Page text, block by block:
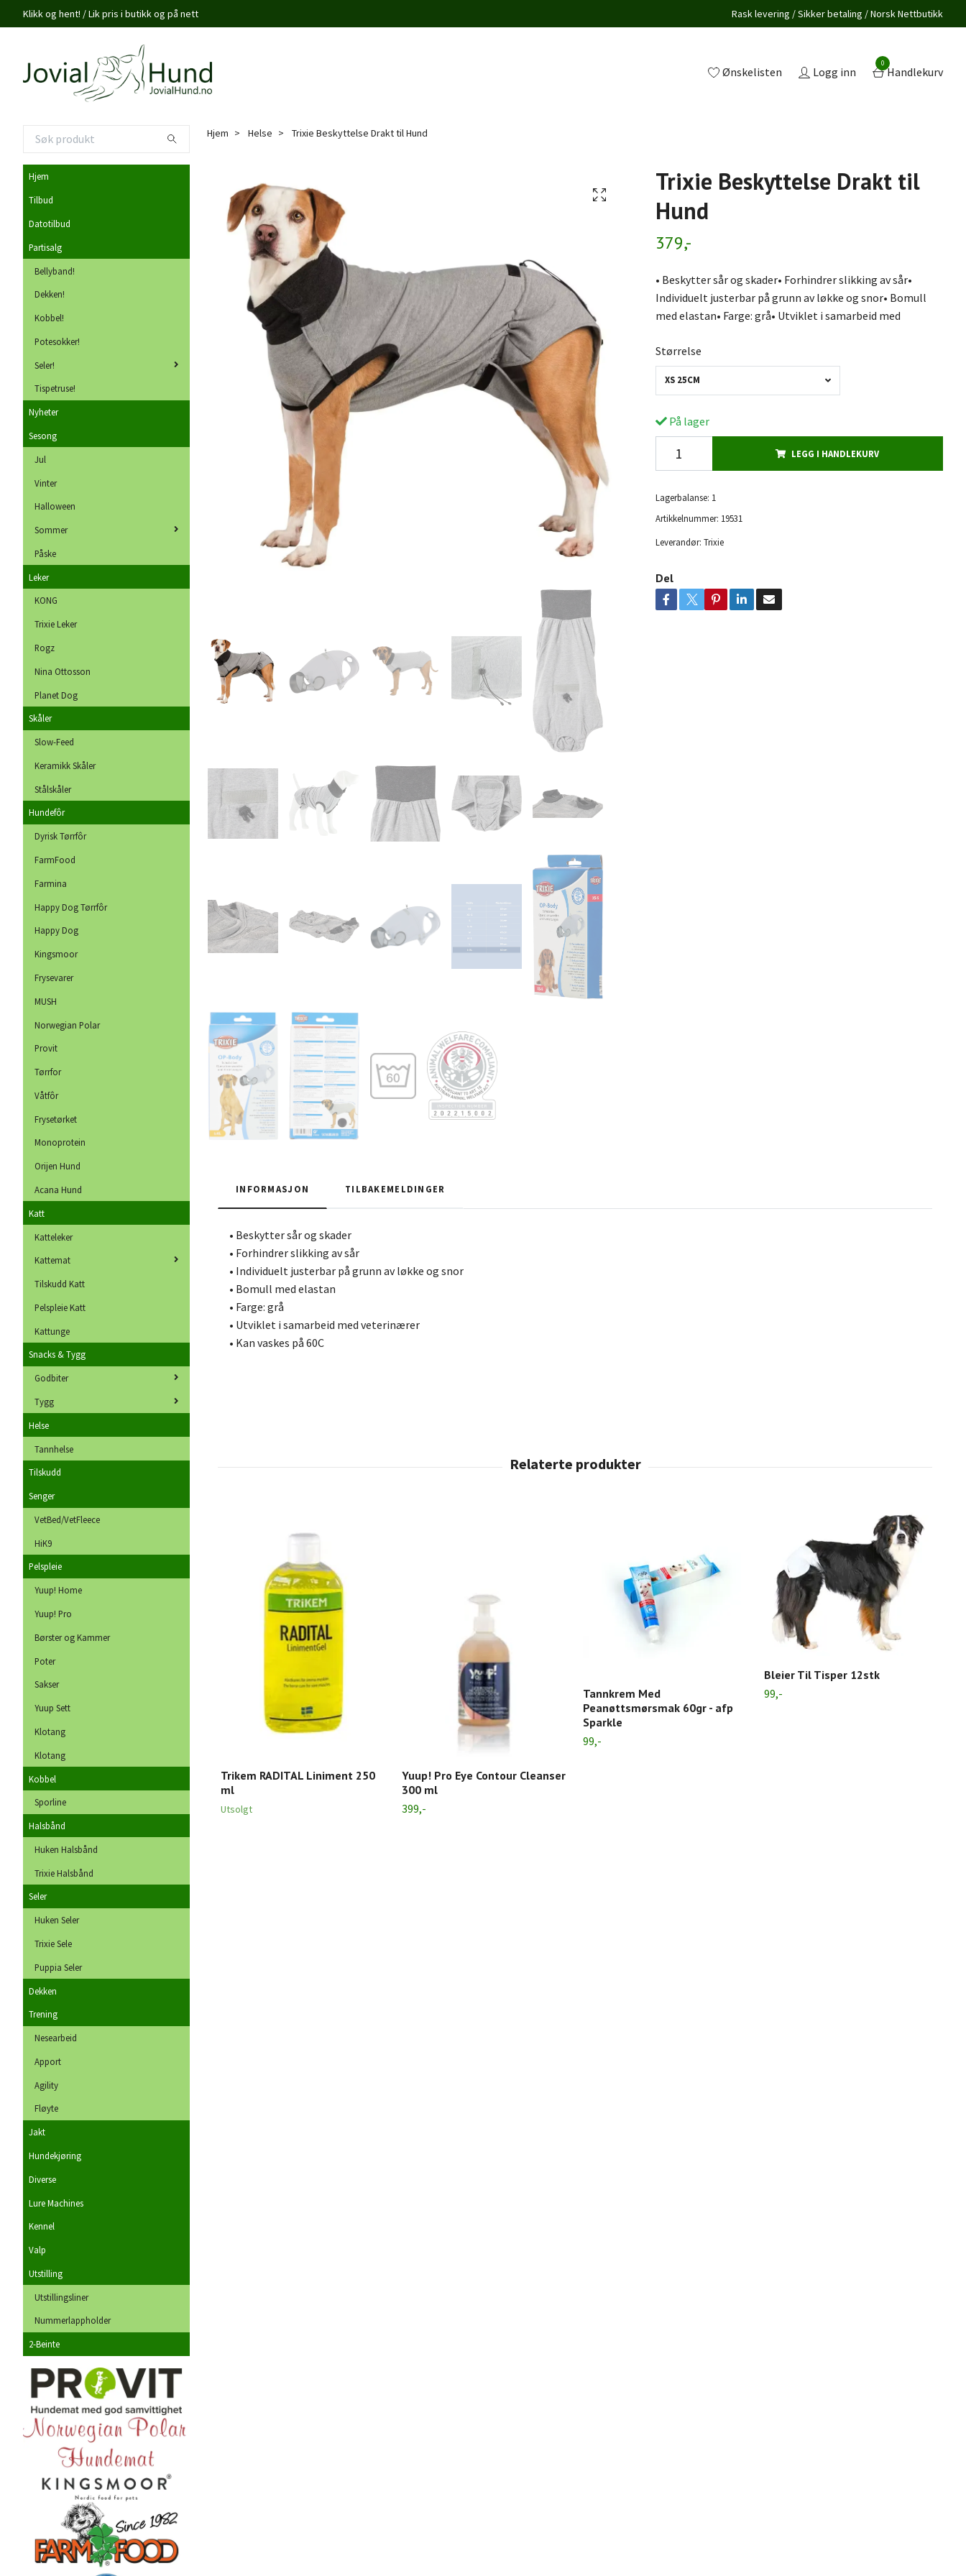
Klikk og hent! / Lik pris i butikk og på nett Rask levering / Sikker betaling / Norsk Nettbutikk
Ønskelisten Logg inn
0
Handlekurv
Hjem
Tilbud
Datotilbud
Partisalg
Bellyband!
Dekken!
Kobbel!
Potesokker!
Seler!
Tispetruse!
Nyheter
Sesong
Jul
Vinter
Halloween
Sommer
Påske
Leker
KONG
Trixie Leker
Rogz
Nina Ottosson
Planet Dog
Skåler
Slow-Feed
Keramikk Skåler
Stålskåler
Hundefôr
Dyrisk Tørrfôr
FarmFood
Farmina
Happy Dog Tørrfôr
Happy Dog
Kingsmoor
Frysevarer
MUSH
Norwegian Polar
Provit
Tørrfor
Våtfôr
Frysetørket
Monoprotein
Orijen Hund
Acana Hund
Katt
Katteleker
Kattemat
Tilskudd Katt
Pelspleie Katt
Kattunge
Snacks & Tygg
Godbiter
Tygg
Helse
Tannhelse
Tilskudd
Senger
VetBed/VetFleece
HiK9
Pelspleie
Yuup! Home
Yuup! Pro
Børster og Kammer
Poter
Sakser
Yuup Sett
Klotang
Klotang
Kobbel
Sporline
Halsbånd
Huken Halsbånd
Trixie Halsbånd
Seler
Huken Seler
Trixie Sele
Puppia Seler
Dekken
Trening
Nesearbeid
Apport
Agility
Fløyte
Jakt
Hundekjøring
Diverse
Lure Machines
Kennel
Valp
Utstilling
Utstillingsliner
Nummerlappholder
2-Beinte
Hjem Helse Trixie Beskyttelse Drakt til Hund
Trixie Beskyttelse Drakt til
Hund
379,-
• Beskytter sår og skader• Forhindrer slikking av sår•
Individuelt justerbar på grunn av løkke og snor• Bomull
med elastan• Farge: grå• Utviklet i samarbeid med
Størrelse
XS 25CM
På lager
LEGG I HANDLEKURV
Lagerbalanse: 1
Artikkelnummer: 19531
Leverandør: Trixie
Del
INFORMASJON TILBAKEMELDINGER
• Beskytter sår og skader
• Forhindrer slikking av sår
• Individuelt justerbar på grunn av løkke og snor
• Bomull med elastan
• Farge: grå
• Utviklet i samarbeid med veterinærer
• Kan vaskes på 60C
Trikem RADITAL Liniment 250
ml
Utsolgt
Yuup! Pro Eye Contour Cleanser
300 ml
399,-
Tannkrem Med
Peanøttsmørsmak 60gr - afp
Sparkle
99,-
Bleier Til Tisper 12stk
99,-